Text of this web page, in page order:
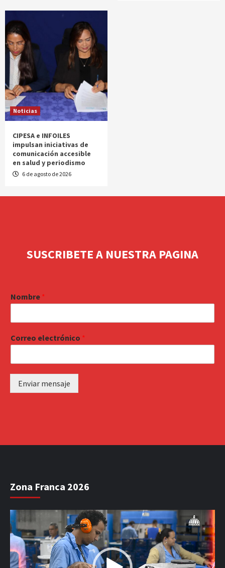
Noticias
CIPESA e INFOILES
impulsan iniciativas de
comunicación accesible
en salud y periodismo
6 de agosto de 2026
SUSCRIBETE A NUESTRA PAGINA
Nombre *
Correo electrónico *
Enviar mensaje
Zona Franca 2026
Reproductor
de
vídeo